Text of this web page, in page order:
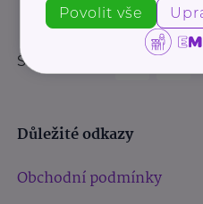
Sledujte nás:
Důležité odkazy
Obchodní podmínky
Povolit vše